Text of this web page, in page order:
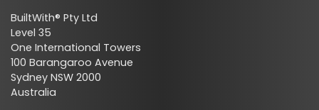
BuiltWith® Pty Ltd
Level 35
One International Towers
100 Barangaroo Avenue
Sydney NSW 2000
Australia